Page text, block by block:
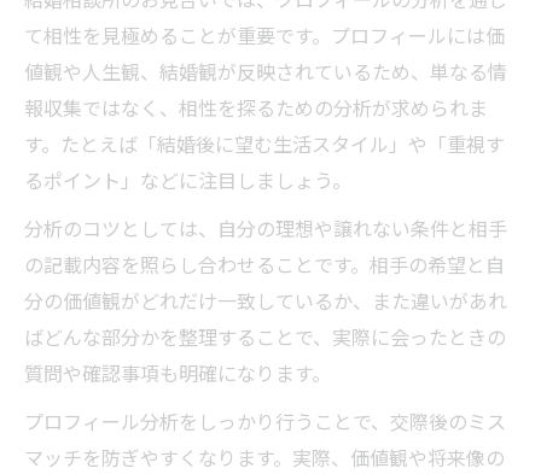
て相性を見極めることが重要です。プロフィールには価
値観や人生観、結婚観が反映されているため、単なる情
報収集ではなく、相性を探るための分析が求められま
す。たとえば「結婚後に望む生活スタイル」や「重視す
るポイント」などに注目しましょう。
分析のコツとしては、自分の理想や譲れない条件と相手
の記載内容を照らし合わせることです。相手の希望と自
分の価値観がどれだけ一致しているか、また違いがあれ
ばどんな部分かを整理することで、実際に会ったときの
質問や確認事項も明確になります。
プロフィール分析をしっかり行うことで、交際後のミス
マッチを防ぎやすくなります。実際、価値観や将来像の